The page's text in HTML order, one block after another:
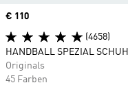
Price
€ 110
(4658)
HANDBALL SPEZIAL SCHUH
Originals
45 Farben